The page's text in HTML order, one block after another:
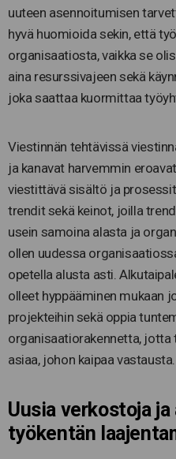
uuteen asennoitumisen
hyvä huomioida sekin, että
organisaatiosta, vaikka se
aina resurssivajeen sekä
joka saattaa kuormittaa
Viestinnän tehtävissä
ja kanavat harvemmin
viestittävä sisältö ja
trendit sekä keinot, joilla
usein samoina alasta ja
ollen uudessa
opetella alusta asti.
olleet hyppääminen mukaan
projekteihin sekä oppia
organisaatiorakennetta, jotta
asiaa, johon kaipaa vastausta.
Uusia verkostoja
työkentän